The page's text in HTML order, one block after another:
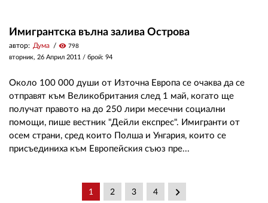
Имигрантска вълна залива Острова
автор: Дума visibility 798
вторник, 26 Април 2011 / брой: 94
Около 100 000 души от Източна Европа се очаква да се
отправят към Великобритания след 1 май, когато ще
получат правото на до 250 лири месечни социални
помощи, пише вестник "Дейли експрес". Имигранти от
осем страни, сред които Полша и Унгария, които се
присъединиха към Европейския съюз пре...
1 2 3 4 keyboard_arrow_right